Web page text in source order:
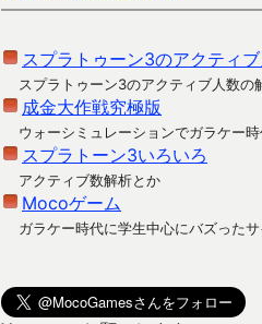
スプラトゥーン3のアクティ
スプラトゥーン3のアクティブ人数の
成金大作戦究極版
ウォーシミュレーションでガラケー
スプラトーン3いろいろ
アクティブ数解析とか
Mocoゲーム
ガラケー時代に学生中心にバズったサ